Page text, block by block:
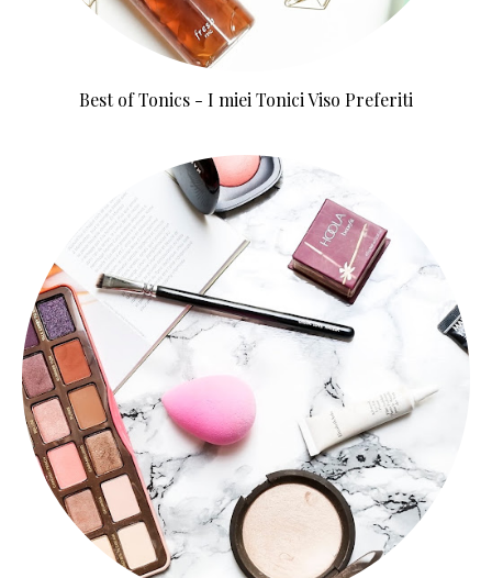
Best of Tonics - I miei Tonici Viso Preferiti